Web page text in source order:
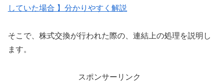
していた場合 】分かりやすく解説
そこで、株式交換が行われた際の、連結上の処理を説明し
ます。
スポンサーリンク